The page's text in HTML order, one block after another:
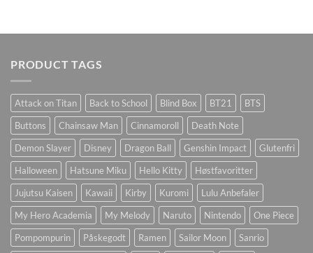
PRODUCT TAGS
Attack on Titan Back to School Blind Box BT21
BTS
Buttons
Chainsaw Man Cinnamoroll
Death Note
Demon Slayer
Disney Dragon Ball Genshin Impact
Glutenfri
Halloween
Hatsune Miku Hello Kitty
Høstfavoritter
Jujutsu Kaisen
Kawaii Kirby Kuromi
Lulu Anbefaler
My Hero Academia
My Melody Naruto Nintendo
One Piece
Pompompurin
Påskegodt Ramen Sailor Moon
Sanrio